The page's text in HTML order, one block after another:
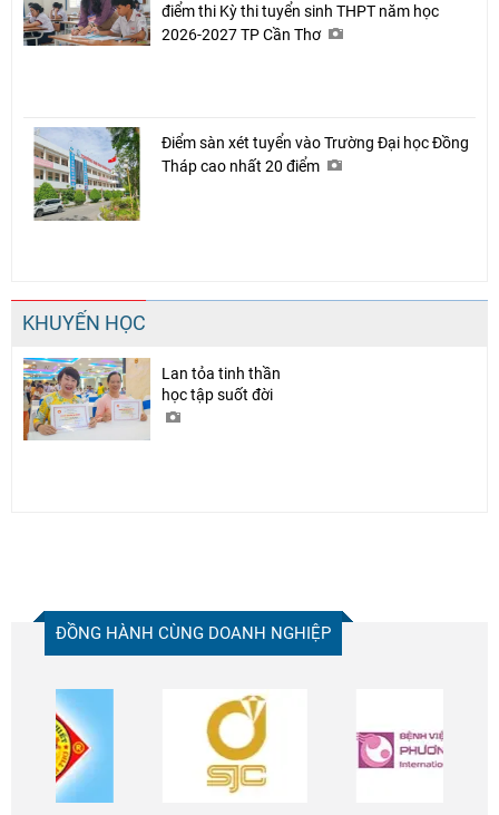
điểm thi Kỳ thi tuyển sinh THPT năm học
2026-2027 TP Cần Thơ
Điểm sàn xét tuyển vào Trường Đại học Đồng
Tháp cao nhất 20 điểm
KHUYẾN HỌC
Lan tỏa tinh thần
học tập suốt đời
ĐỒNG HÀNH CÙNG DOANH NGHIỆP